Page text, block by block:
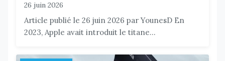
26 juin 2026
Article publié le 26 juin 2026 par YounesD En
2023, Apple avait introduit le titane...